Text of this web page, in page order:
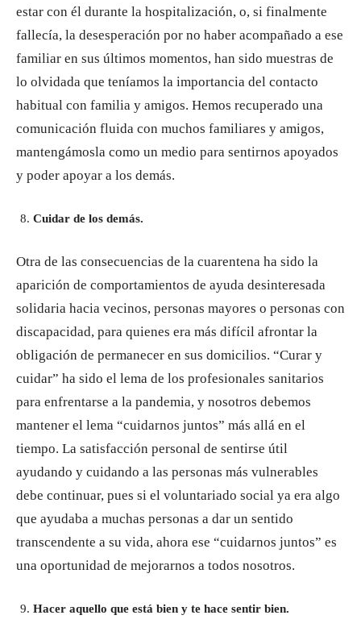
estar con él durante la hospitalización, o, si finalmente
fallecía, la desesperación por no haber acompañado a ese
familiar en sus últimos momentos, han sido muestras de
lo olvidada que teníamos la importancia del contacto
habitual con familia y amigos. Hemos recuperado una
comunicación fluida con muchos familiares y amigos,
mantengámosla como un medio para sentirnos apoyados
y poder apoyar a los demás.
Cuidar de los demás.
Otra de las consecuencias de la cuarentena ha sido la
aparición de comportamientos de ayuda desinteresada
solidaria hacia vecinos, personas mayores o personas con
discapacidad, para quienes era más difícil afrontar la
obligación de permanecer en sus domicilios. “Curar y
cuidar” ha sido el lema de los profesionales sanitarios
para enfrentarse a la pandemia, y nosotros debemos
mantener el lema “cuidarnos juntos” más allá en el
tiempo. La satisfacción personal de sentirse útil
ayudando y cuidando a las personas más vulnerables
debe continuar, pues si el voluntariado social ya era algo
que ayudaba a muchas personas a dar un sentido
transcendente a su vida, ahora ese “cuidarnos juntos” es
una oportunidad de mejorarnos a todos nosotros.
Hacer aquello que está bien y te hace sentir bien.